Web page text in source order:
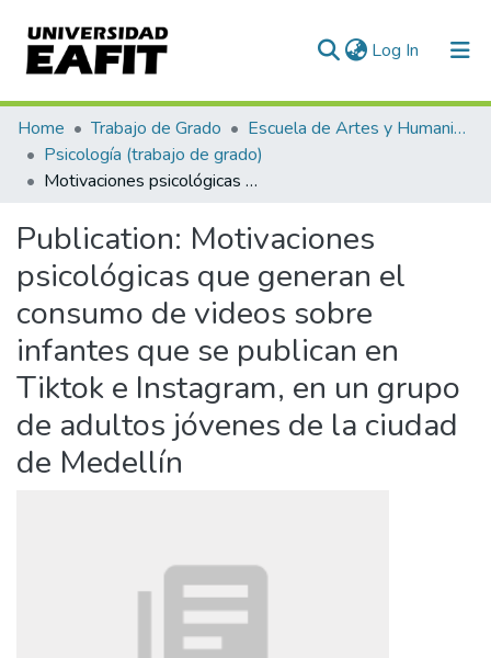
Log In (current)
Communities & Collections
All of DSpace
Home Trabajo de Grado
Escuela de Artes y Humanidades
Psicología (trabajo de grado)
Motivaciones psicológicas que generan el consumo de videos sobre infantes que se publican en Tiktok e Instagram, en un grupo de adultos jóvenes de la ciudad de Medellín
Publication: Motivaciones
psicológicas que generan el
consumo de videos sobre
infantes que se publican en
Tiktok e Instagram, en un grupo
de adultos jóvenes de la ciudad
de Medellín